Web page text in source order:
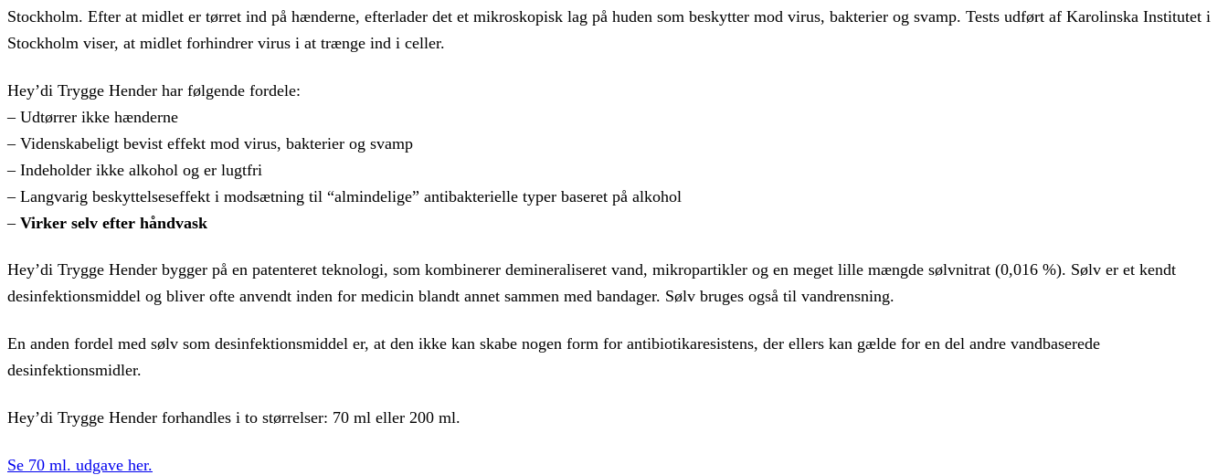
Stockholm. Efter at midlet er tørret ind på hænderne, efterlader det et mikroskopisk lag på huden som beskytter mod virus, bakterier og svamp. Tests udført af Karolinska Institutet i
Stockholm viser, at midlet forhindrer virus i at trænge ind i celler.
Hey’di Trygge Hender har følgende fordele:
– Udtørrer ikke hænderne
– Videnskabeligt bevist effekt mod virus, bakterier og svamp
– Indeholder ikke alkohol og er lugtfri
– Langvarig beskyttelseseffekt i modsætning til “almindelige” antibakterielle typer baseret på alkohol
– Virker selv efter håndvask
Hey’di Trygge Hender bygger på en patenteret teknologi, som kombinerer demineraliseret vand, mikropartikler og en meget lille mængde sølvnitrat (0,016 %). Sølv er et kendt
desinfektionsmiddel og bliver ofte anvendt inden for medicin blandt annet sammen med bandager. Sølv bruges også til vandrensning.
En anden fordel med sølv som desinfektionsmiddel er, at den ikke kan skabe nogen form for antibiotikaresistens, der ellers kan gælde for en del andre vandbaserede
desinfektionsmidler.
Hey’di Trygge Hender forhandles i to størrelser: 70 ml eller 200 ml.
Se 70 ml. udgave her.